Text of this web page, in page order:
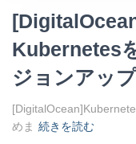
Kubernetes
ジョンアッ
めま 続きを読む